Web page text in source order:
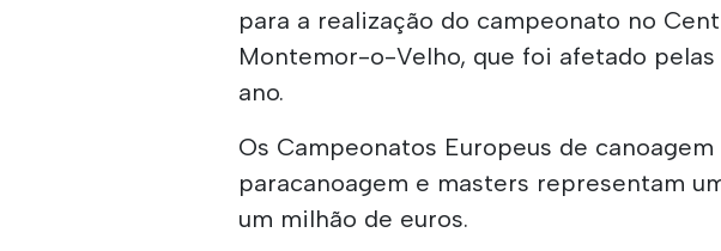
para a realização do campeonato no
Montemor-o-Velho, que foi afetado
ano.
Os Campeonatos Europeus de
paracanoagem e masters representam
um milhão de euros.